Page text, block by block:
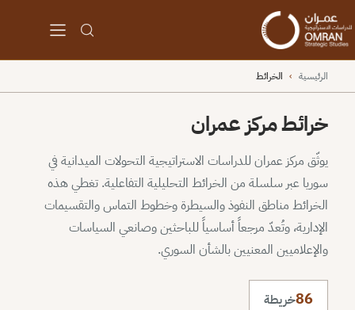
الرئيسية › الخرائط
خرائط مركز عمران
يوثّق مركز عمران للدراسات الاستراتيجية التحولات الميدانية في
سوريا عبر سلسلة من الخرائط التحليلية التفاعلية. تغطي هذه
الخرائط مناطق النفوذ والسيطرة وخطوط التماس والتقسيمات
الإدارية، وتُعدّ مرجعاً أساسياً للباحثين وصانعي السياسات
والإعلاميين المعنيين بالشأن السوري.
86خريطة